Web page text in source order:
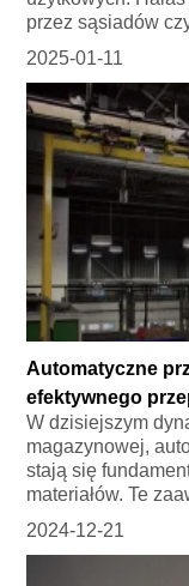
przez sąsiadów
2025-01-11
Automatyczne
efektywnego
W dzisiejszym
magazynowej,
stają się
materiałów. Te
2024-12-21